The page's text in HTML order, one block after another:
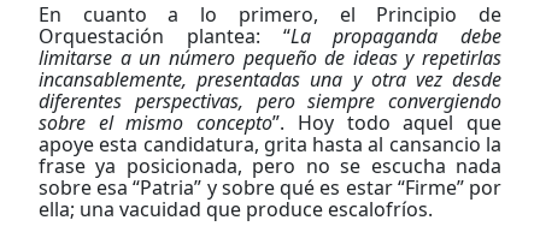
En cuanto a lo primero, el Principio de
Orquestación plantea: “La propaganda debe
limitarse a un número pequeño de ideas y repetirlas
incansablemente, presentadas una y otra vez desde
diferentes perspectivas, pero siempre convergiendo
sobre el mismo concepto”. Hoy todo aquel que
apoye esta candidatura, grita hasta al cansancio la
frase ya posicionada, pero no se escucha nada
sobre esa “Patria” y sobre qué es estar “Firme” por
ella; una vacuidad que produce escalofríos.